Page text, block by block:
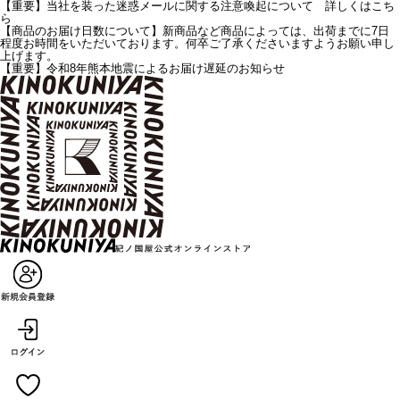
【重要】当社を装った迷惑メールに関する注意喚起について 詳しくはこち
ら
【商品のお届け日数について】新商品など商品によっては、出荷までに7日
程度お時間をいただいております。何卒ご了承くださいますようお願い申し
上げます。
【重要】令和8年熊本地震によるお届け遅延のお知らせ